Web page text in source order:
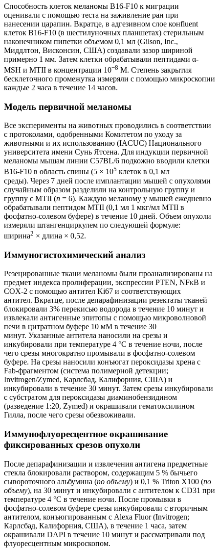
Способность клеток меланомы B16-F10 к миграции
оценивали с помощью теста на заживление ран при
нанесении царапин. Вкратце, в адгезивном слое конfluent
клеток B16-F10 (в шестилуночных планшетах) стерильным
наконечником пипетки объемом 0,1 мл (Gilson, Inc.,
Миддлтон, Висконсин, США) создавали зазор шириной
примерно 1 мм. Затем клетки обрабатывали пептидами α-
MSH и MTII в концентрации 10−8 М. Степень закрытия
бесклеточного промежутка измеряли с помощью микроскопии
каждые 2 часа в течение 14 часов.
Модель первичной меланомы
Все эксперименты на животных проводились в соответствии
с протоколами, одобренными Комитетом по уходу за
животными и их использованию (IACUC) Национального
университета имени Сунь Ятсена. Для индукции первичной
меланомы мышам линии C57BL/6 подкожно вводили клетки
B16-F10 в область спины (5 × 105 клеток в 0,1 мл
среды). Через 7 дней после имплантации мышей с опухолями
случайным образом разделили на контрольную группу и
группу с MTII (n = 6). Каждую меланому у мышей ежедневно
обрабатывали пептидом MTII (0,1 мл 1 мкг/мл MTII в
фосфатно-солевом буфере) в течение 10 дней. Объем опухоли
измеряли штангенциркулем по следующей формуле:
ширина2 × длина × 0,52.
Иммуногистохимический анализ
Резецированные ткани меланомы были проанализированы на
предмет индекса пролиферации, экспрессии PTEN, NFκB и
COX-2 с помощью антител Ki67 и соответствующих
антител. Вкратце, после депарафинизации резектаты тканей
блокировали 3% перекисью водорода в течение 10 минут и
извлекали антигенные эпитопы с помощью микроволновой
печи в цитратном буфере 10 мМ в течение 30
минут. Указанные антитела наносили на срезы и
инкубировали при температуре 4 °C в течение ночи, после
чего срезы многократно промывали в фосфатно-солевом
буфере. На срезы наносили конъюгат пероксидазы хрена с
Fab-фрагментом (система полимерной детекции;
Invitrogen/Zymed, Карлсбад, Калифорния, США) и
инкубировали в течение 30 минут. Затем срезы инкубировали
с субстратом для пероксидазы диаминобензидином
(разведение 1:20, Zymed) и окрашивали гематоксилином
Гилла, после чего срезы обезвоживали.
Иммунофлуоресцентное окрашивание
фиксированных срезов опухоли
После депарафинизации и извлечения антигена предметные
стекла блокировали раствором, содержащим 5 % бычьего
сывороточного альбумина (по объему) и 0,1 % Triton X100 (по
объему), на 30 минут и инкубировали с антителом к CD31 при
температуре 4 °C в течение ночи. После промывки в
фосфатно-солевом буфере срезы инкубировали с вторичным
антителом, конъюгированным с Alexa Fluor (Invitrogen;
Карлсбад, Калифорния, США), в течение 1 часа, затем
окрашивали DAPI в течение 10 минут и рассматривали под
флуоресцентным микроскопом.